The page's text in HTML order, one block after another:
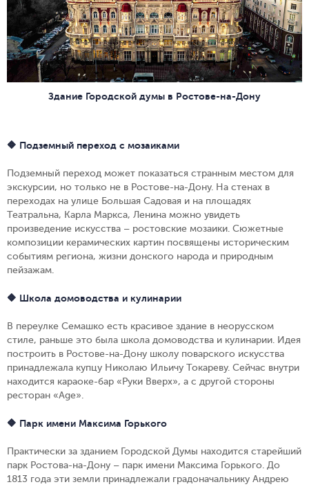
Здание Городской думы в Ростове-на-Дону
🔶 Подземный переход с мозаиками
Подземный переход может показаться странным местом для
экскурсии, но только не в Ростове-на-Дону. На стенах в
переходах на улице Большая Садовая и на площадях
Театральна, Карла Маркса, Ленина можно увидеть
произведение искусства – ростовские мозаики. Сюжетные
композиции керамических картин посвящены историческим
событиям региона, жизни донского народа и природным
пейзажам.
🔶 Школа домоводства и кулинарии
В переулке Семашко есть красивое здание в неорусском
стиле, раньше это была школа домоводства и кулинарии. Идея
построить в Ростове-на-Дону школу поварского искусства
принадлежала купцу Николаю Ильичу Токареву. Сейчас внутри
находится караоке-бар «Руки Вверх», а с другой стороны
ресторан «Age».
🔶 Парк имени Максима Горького
Практически за зданием Городской Думы находится старейший
парк Ростова-на-Дону – парк имени Максима Горького. До
1813 года эти земли принадлежали градоначальнику Андрею